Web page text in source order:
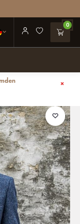
0
Überprüfung